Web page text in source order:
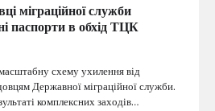
міграційної служби
паспорти в обхід ТЦК
схему ухилення від
Державної міграційної служби.
комплексних заходів…